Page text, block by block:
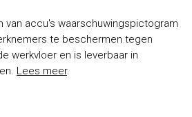
van accu's waarschuwingspictogram
te beschermen tegen
werkvloer en is leverbaar in
Lees meer.